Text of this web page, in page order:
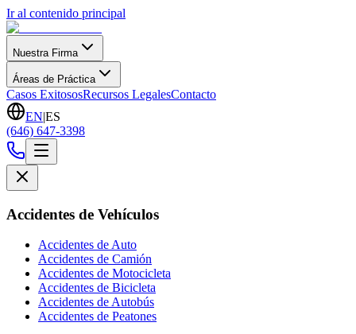
Ir al contenido principal
Nuestra Firma
Áreas de Práctica
Casos ExitososRecursos LegalesContacto
EN|ES
(646) 647-3398
Accidentes de Vehículos
Accidentes de Auto
Accidentes de Camión
Accidentes de Motocicleta
Accidentes de Bicicleta
Accidentes de Autobús
Accidentes de Peatones